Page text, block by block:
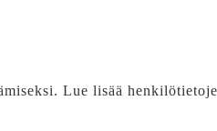
Lue lisää